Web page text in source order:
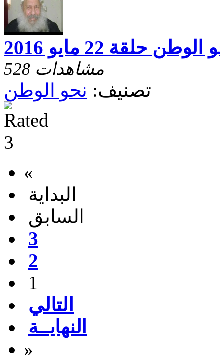
حلقة 22 مايو 2016
528 مشاهدات
تصنيف: نحو الوطن
«
البداية
السابق
3
2
1
التالي
النهايــة
»